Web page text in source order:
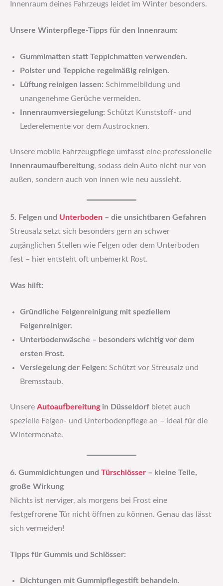
Innenraum deines Fahrzeugs leidet im Winter besonders.
Unsere Winterpflege-Tipps für den Innenraum:
Gummimatten statt Teppichmatten verwenden.
Polster und Teppiche regelmäßig reinigen.
Lüftung reinigen lassen: Schimmelbildung und
unangenehme Gerüche vermeiden.
Innenraumversiegelung: Schützt Kunststoff- und
Lederelemente vor dem Austrocknen.
Unsere mobile Fahrzeugpflege umfasst eine professionelle
Innenraumaufbereitung, sodass dein Auto nicht nur von
außen, sondern auch von innen wie neu aussieht.
5. Felgen und Unterboden – die unsichtbaren Gefahren
Streusalz setzt sich besonders gern an schwer
zugänglichen Stellen wie Felgen oder dem Unterboden
fest – hier entsteht oft unbemerkt Rost.
Was hilft:
Gründliche Felgenreinigung mit speziellem
Felgenreiniger.
Unterbodenwäsche – besonders wichtig vor dem
ersten Frost.
Versiegelung der Felgen: Schützt vor Streusalz und
Bremsstaub.
Unsere Autoaufbereitungin Düsseldorf bietet auch
spezielle Felgen- und Unterbodenpflege an – ideal für die
Wintermonate.
6. Gummidichtungen und Türschlösser – kleine Teile,
große Wirkung
Nichts ist nerviger, als morgens bei Frost eine
festgefrorene Tür nicht öffnen zu können. Genau das lässt
sich vermeiden!
Tipps für Gummis und Schlösser:
Dichtungen mit Gummipflegestift behandeln.